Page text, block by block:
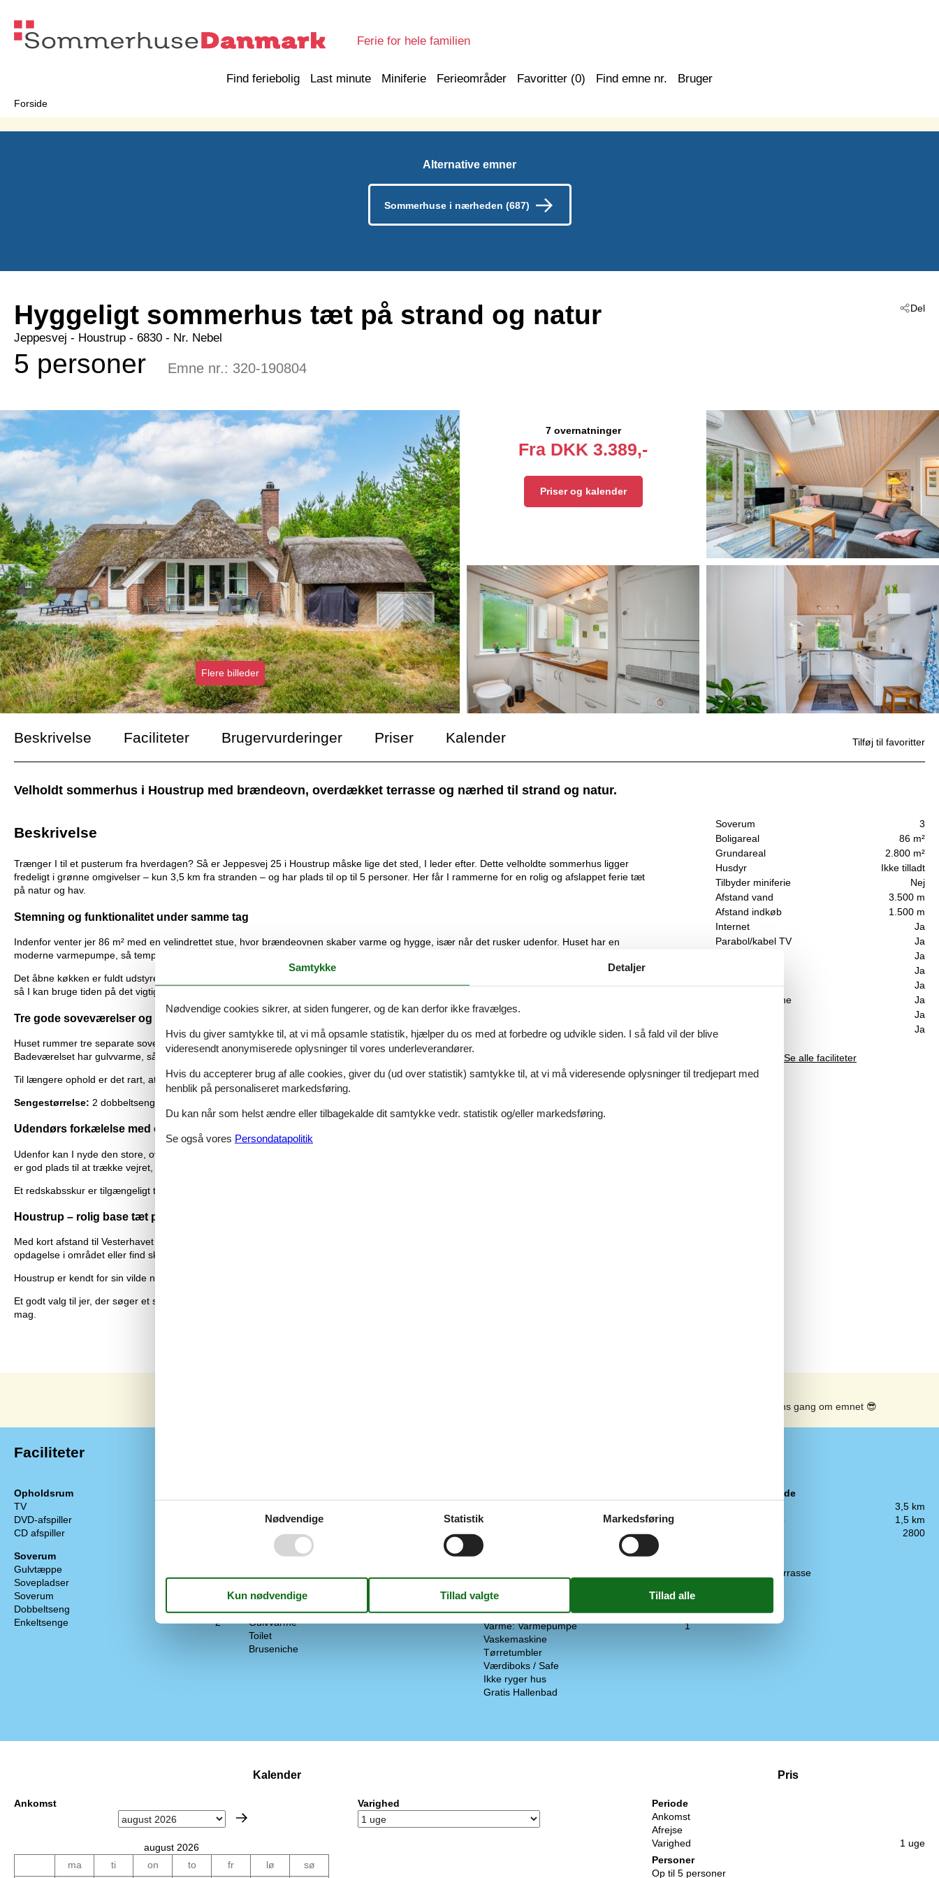
Ferie for hele familien
Find feriebolig Last minute Miniferie Ferieområder Favoritter (0) Find emne nr. Bruger
Forside
Alternative emner
Sommerhuse i nærheden (687)
Del
Hyggeligt sommerhus tæt på strand og natur
Jeppesvej - Houstrup - 6830 - Nr. Nebel
5 personer Emne nr.: 320-190804
Flere billeder
7 overnatninger
Fra DKK 3.389,-
Priser og kalender
Beskrivelse Faciliteter Brugervurderinger Priser Kalender
Velholdt sommerhus i Houstrup med brændeovn, overdækket terrasse og nærhed til strand og natur.
Soverum
3
Boligareal
86 m²
Grundareal
2.800 m²
Husdyr
Ikke tilladt
Tilbyder miniferie
Nej
Afstand vand
3.500 m
Afstand indkøb
1.500 m
Internet
Ja
Parabol/kabel TV
Ja
Ja
Ja
Tørretumbler
Ja
Opvaskemaskine
Ja
Ja
Energivenligt
Ja
Se alle faciliteter
Tilføj til favoritter
Beskrivelse
Trænger I til et pusterum fra hverdagen? Så er Jeppesvej 25 i Houstrup måske lige det sted, I leder efter. Dette velholdte sommerhus ligger
fredeligt i grønne omgivelser – kun 3,5 km fra stranden – og har plads til op til 5 personer. Her får I rammerne for en rolig og afslappet ferie tæt
på natur og hav.
Stemning og funktionalitet under samme tag
Indenfor venter jer 86 m² med en velindrettet stue, hvor brændeovnen skaber varme og hygge, især når det rusker udenfor. Huset har en
moderne varmepumpe, så temperaturen er behagelig året rundt.
Det åbne køkken er fuldt udstyret og gør det nemt at lave alt fra hurtige snacks til fælles aftensmad. Opvaskemaskinen tager sig af opvasken,
så I kan bruge tiden på det vigtige: samvær og afslapning.
Tre gode soveværelser og lækkert badeværelse
Huset rummer tre separate soveværelser – to med dobbeltsenge og ét med to enkeltsenge. Her er der plads til både voksne og børn.
Badeværelset har gulvvarme, så I starter dagen med varme fødder, selv når vejret er køligt.
Til længere ophold er det rart, at både vaskemaskine og tørretumbler er til rådighed.
Sengestørrelse: 2 dobbeltsenge 160 x 200 cm + 2 enkeltsenge 80 x 200 cm.
Udendørs forkælelse med overdækket terrasse og grill
Udenfor kan I nyde den store, overdækkede terrasse, hvor I både kan spise morgenmad i det fri og hygge jer om aftenen – uanset vejret. Her
er god plads til at trække vejret, lade børnene lege og bare være sammen. Grunden er omgivet af natur, hvilket giver både ro og privatliv.
Et redskabsskur er tilgængeligt til opbevaring af cykler, badedyr eller ekstra bagage.
Houstrup – rolig base tæt på strand og indkøb
Med kort afstand til Vesterhavet og bare 1,5 km til nærmeste indkøb ligger alt, hvad I har brug for, lige i nærheden. Nyd stranden, gå på
opdagelse i området eller find skygge i de nærliggende plantager.
Houstrup er kendt for sin vilde natur, brede stier og fredelige stemning – perfekt til en familieferie tæt på hav og skov.
Et godt valg til jer, der søger et sommerhus i Houstrup uden kæledyr, med terrasse, brændeovn og nærhed til stranden – klar til ferie i ro og
mag.
Se solens gang om emnet 😎
Faciliteter
Opholdsrum
TV
DVD-afspiller
CD afspiller
Soverum
Gulvtæppe
Sovepladser
6
Soverum
Dobbeltseng
2
Enkeltsenge
2
Indbygningsovn
Mikroovn
Emhætte
Køleskab
Baderum
Gulvvarme
Toilet
Bruseniche
Højstol
1
Varme: Brændeovn
Varme: Varmepumpe
1
Vaskemaskine
Tørretumbler
Værdiboks / Safe
Ikke ryger hus
Gratis Hallenbad
Objektinfo - ude
3,5 km
Afstand indkøb
1,5 km
2800
Overdækket terrasse
Kalender
Ankomst
august 2026
ma
ti on to fr lø
sø
Varighed
Pris
Periode
Ankomst
Afrejse
Varighed
1 uge
Personer
Op til 5 personer
Samtykke Detaljer
Nødvendige cookies sikrer, at siden fungerer, og de kan derfor ikke fravælges.
Hvis du giver samtykke til, at vi må opsamle statistik, hjælper du os med at forbedre og udvikle siden. I så fald vil der blive
videresendt anonymiserede oplysninger til vores underleverandører.
Hvis du accepterer brug af alle cookies, giver du (ud over statistik) samtykke til, at vi må videresende oplysninger til tredjepart med
henblik på personaliseret markedsføring.
Du kan når som helst ændre eller tilbagekalde dit samtykke vedr. statistik og/eller markedsføring.
Se også vores Persondatapolitik
Nødvendige Statistik Markedsføring